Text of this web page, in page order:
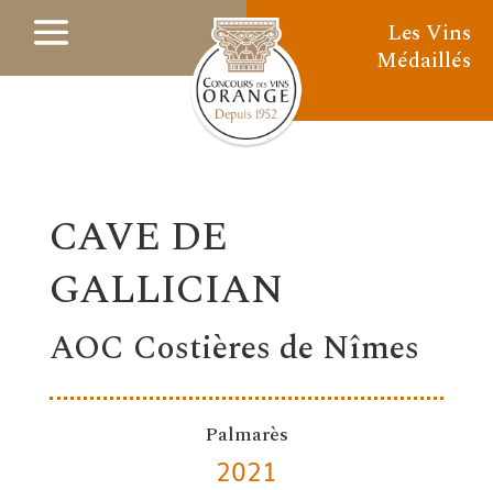
Les Vins
Médaillés
CAVE DE
GALLICIAN
AOC Costières de Nîmes
Palmarès
2021